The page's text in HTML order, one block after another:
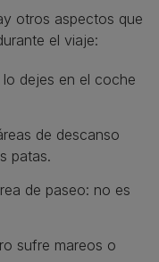
otros aspectos que
el viaje:
dejes en el coche
de descanso
patas.
de paseo: no es
sufre mareos o